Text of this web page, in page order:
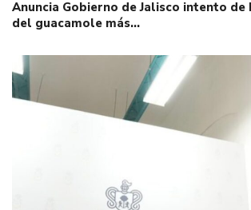
Anuncia Gobierno de Jalisco intento de
del guacamole más…